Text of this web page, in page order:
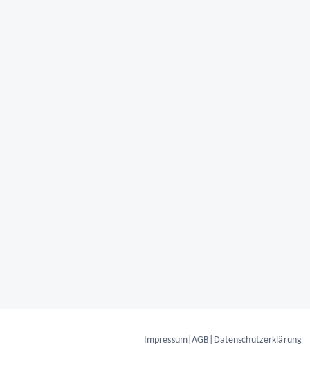
Impressum|AGB Datenschutzerklärung